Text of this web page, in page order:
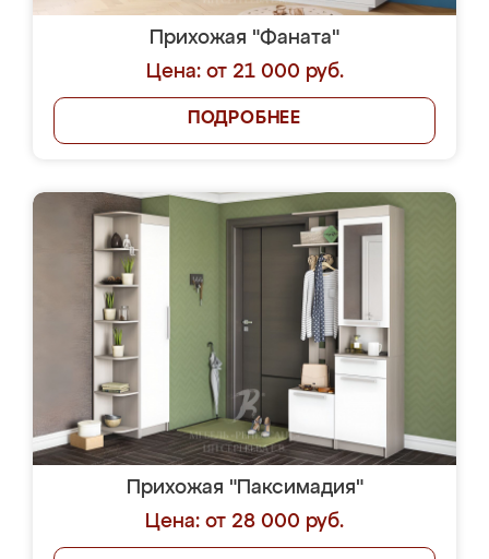
Прихожая "Фаната"
Цена: от 21 000 руб.
ПОДРОБНЕЕ
Прихожая "Паксимадия"
Цена: от 28 000 руб.